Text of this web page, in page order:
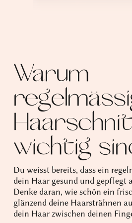
Warum
wichtig
Du weisst bereits, dass ein
dein Haar gesund und gepflegt
Denke daran, wie schön ein
glänzend deine Haarsträhnen
dein Haar zwischen deinen